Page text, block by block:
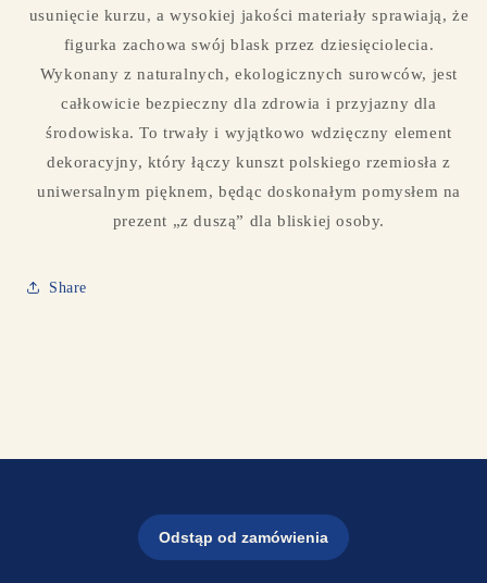
usunięcie kurzu, a wysokiej jakości materiały sprawiają, że
figurka zachowa swój blask przez dziesięciolecia.
Wykonany z naturalnych, ekologicznych surowców, jest
całkowicie bezpieczny dla zdrowia i przyjazny dla
środowiska. To trwały i wyjątkowo wdzięczny element
dekoracyjny, który łączy kunszt polskiego rzemiosła z
uniwersalnym pięknem, będąc doskonałym pomysłem na
prezent „z duszą” dla bliskiej osoby.
Share